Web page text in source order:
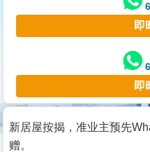
业
主
宅
谷
按
即
即
新居屋按揭，准业主预先
赠。